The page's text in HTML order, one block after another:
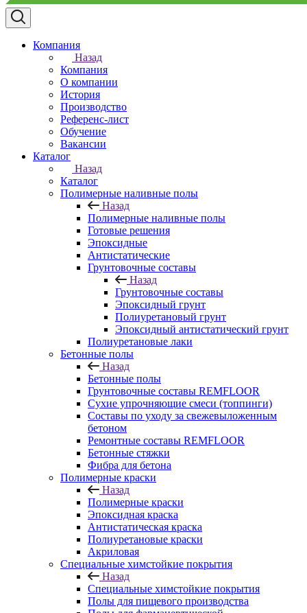
Компания
Назад
Компания
О компании
История
Производство
Референс-лист
Обучение
Вакансии
Каталог
Назад
Каталог
Полимерные наливные полы
Назад
Полимерные наливные полы
Готовые решения
Эпоксидные
Антистатические
Грунтовочные составы
Назад
Грунтовочные составы
Эпоксидный грунт
Полиуретановый грунт
Эпоксидный антистатический грунт
Полиуретановые лаки
Бетонные полы
Назад
Бетонные полы
Грунтовочные составы REMFLOOR
Сухие упрочняющие смеси (топпинги)
Составы по уходу за свежевыложенным
бетоном
Ремонтные составы REMFLOOR
Бетонные стяжки
Фибра для бетона
Полимерные краски
Назад
Полимерные краски
Эпоксидная краска
Антистатическая краска
Полиуретановые краски
Акриловая
Специальные химстойкие покрытия
Назад
Специальные химстойкие покрытия
Полы для пищевого производства